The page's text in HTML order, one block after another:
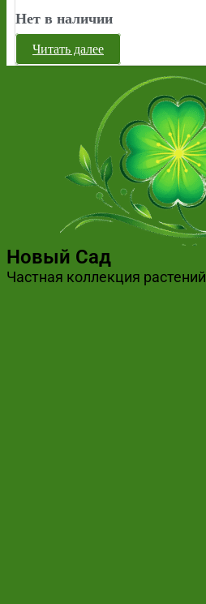
Нет в наличии
Читать далее
Новый Сад
Частная коллекция растений